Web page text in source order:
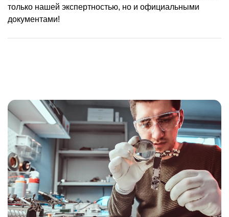
только нашей экспертностью, но и официальными
документами!